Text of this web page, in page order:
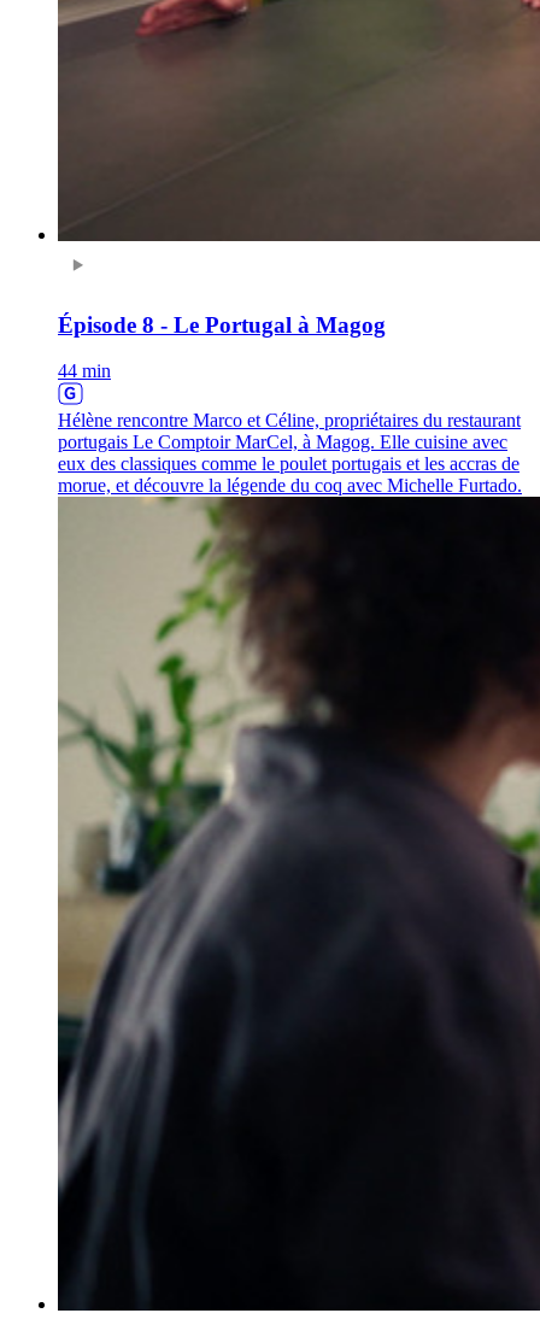
Épisode 8 - Le Portugal à Magog
44 min
Hélène rencontre Marco et Céline, propriétaires du restaurant
portugais Le Comptoir MarCel, à Magog. Elle cuisine avec
eux des classiques comme le poulet portugais et les accras de
morue, et découvre la légende du coq avec Michelle Furtado.